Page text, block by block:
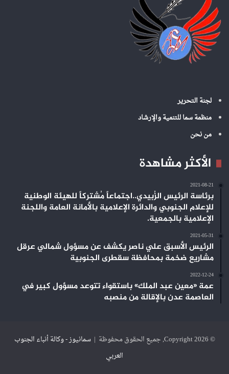
لجنة التحرير
منظمة سما للتنمية والإرشاد
من نحن
الأكثر مشاهدة
2021-08-21
برئاسة الرئيس الزُبيدي..اجتماعاً مُشتركاً للهيئة الوطنية
للإعلام الجنوبي والدائرة الإعلامية بالأمانة العامة واللجنة
الإعلامية بالجمعية.
2021-05-31
الرئيس الأسبق علي ناصر يكشف عن مسؤول شمالي عرقل
مشاريع ضخمة بمحافظة سقطرى الجنوبية
2022-12-24
عمة «معين عبد الملك» باستقواء تتوعد مسؤول كبير في
العاصمة عدن بالإقالة من منصبه
© Copyright 2026, جميع الحقوق محفوظة |
سمانيوز - وكالة أنباء الجنوب
العربي